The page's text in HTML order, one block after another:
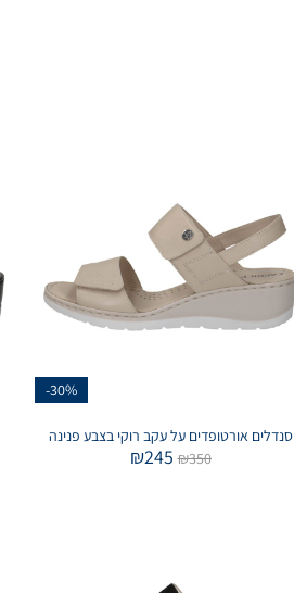
-30%
סנדלים אורטופדים על עקב רוקי בצבע פנינה
₪350
₪245